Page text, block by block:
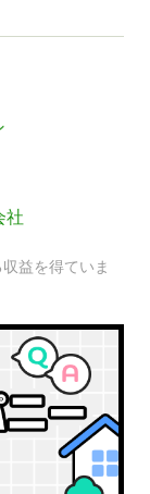
社
益を得ていま